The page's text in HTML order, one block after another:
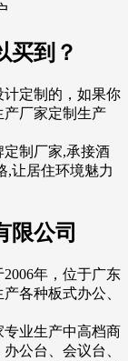
买到？
定制的，如果你
厂家定制生产
制厂家,承接酒
,让居住环境魅力
限公司
年，位于广东
各种板式办公、
业生产中高档商
公台、会议台、